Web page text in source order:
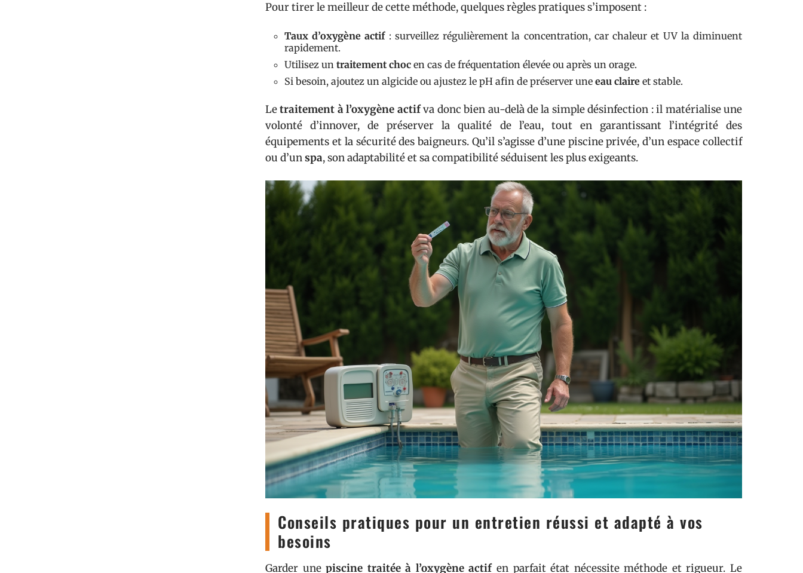
Pour tirer le meilleur de cette méthode, quelques règles pratiques s’imposent :
Taux d’oxygène actif: surveillez régulièrement la concentration, car chaleur et UV la diminuent
rapidement.
Utilisez un traitement choc en cas de fréquentation élevée ou après un orage.
Si besoin, ajoutez un algicide ou ajustez le pH afin de préserver une eau claire et stable.
Letraitement à l’oxygène actifva donc bien au-delà de la simple désinfection : il matérialise une
volonté d’innover, de préserver la qualité de l’eau, tout en garantissant l’intégrité des
équipements et la sécurité des baigneurs. Qu’il s’agisse d’une piscine privée, d’un espace collectif
ou d’unspa, son adaptabilité et sa compatibilité séduisent les plus exigeants.
Conseils pratiques pour un entretien réussi et adapté à vos
besoins
Garder unepiscine traitée à l’oxygène actifen parfait état nécessite méthode et rigueur. Le